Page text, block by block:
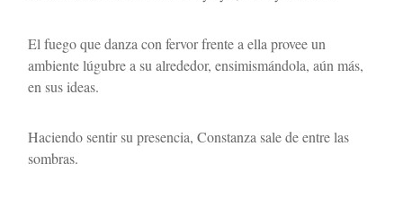
El fuego que danza con fervor frente a ella provee un
ambiente lúgubre a su alrededor, ensimismándola, aún más,
en sus ideas.
Haciendo sentir su presencia, Constanza sale de entre las
sombras.